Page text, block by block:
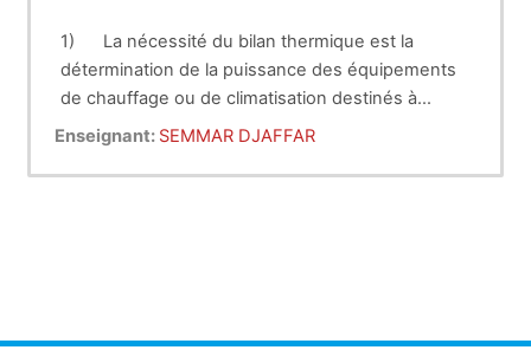
1) La nécessité du bilan thermique est la
détermination de la puissance des équipements
de chauffage ou de climatisation destinés à
desservir un local.
2)
Conditions de base :
·Choix des conditions extérieures,
Enseignant: SEMMAR DJAFFAR